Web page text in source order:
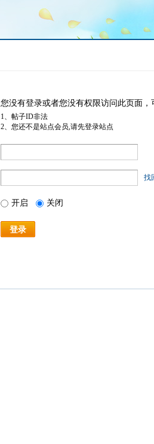
您没有登录或者您没有权限访问此页面
1、帖子ID非法
2、您还不是站点会员,请先登录站点
找
开启 关闭
登录